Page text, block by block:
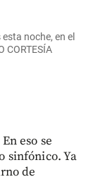
noche, en el
CORTESÍA
eso se
sinfónico. Ya
de